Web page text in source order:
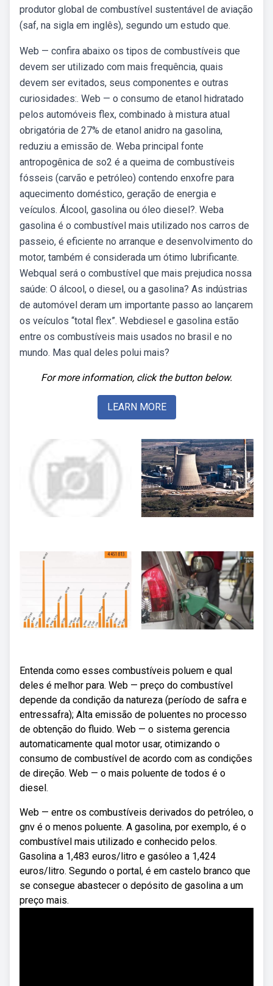
produtor global de combustível sustentável de aviação
(saf, na sigla em inglês), segundo um estudo que.
Web — confira abaixo os tipos de combustíveis que
devem ser utilizado com mais frequência, quais
devem ser evitados, seus componentes e outras
curiosidades:. Web — o consumo de etanol hidratado
pelos automóveis flex, combinado à mistura atual
obrigatória de 27% de etanol anidro na gasolina,
reduziu a emissão de. Weba principal fonte
antropogênica de so2 é a queima de combustíveis
fósseis (carvão e petróleo) contendo enxofre para
aquecimento doméstico, geração de energia e
veículos. Álcool, gasolina ou óleo diesel?. Weba
gasolina é o combustível mais utilizado nos carros de
passeio, é eficiente no arranque e desenvolvimento do
motor, também é considerada um ótimo lubrificante.
Webqual será o combustível que mais prejudica nossa
saúde: O álcool, o diesel, ou a gasolina? As indústrias
de automóvel deram um importante passo ao lançarem
os veículos “total flex”. Webdiesel e gasolina estão
entre os combustíveis mais usados no brasil e no
mundo. Mas qual deles polui mais?
For more information, click the button below.
LEARN MORE
Entenda como esses combustíveis poluem e qual
deles é melhor para. Web — preço do combustível
depende da condição da natureza (período de safra e
entressafra); Alta emissão de poluentes no processo
de obtenção do fluido. Web — o sistema gerencia
automaticamente qual motor usar, otimizando o
consumo de combustível de acordo com as condições
de direção. Web — o mais poluente de todos é o
diesel.
Web — entre os combustíveis derivados do petróleo, o
gnv é o menos poluente. A gasolina, por exemplo, é o
combustível mais utilizado e conhecido pelos.
Gasolina a 1,483 euros/litro e gasóleo a 1,424
euros/litro. Segundo o portal, é em castelo branco que
se consegue abastecer o depósito de gasolina a um
preço mais.